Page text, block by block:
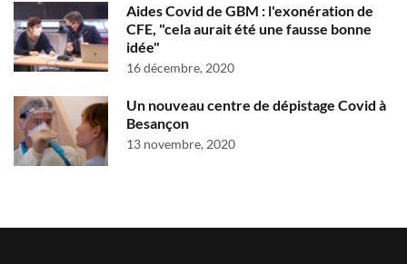
Aides Covid de GBM : l'exonération de
CFE, "cela aurait été une fausse bonne
idée"
16 décembre, 2020
Un nouveau centre de dépistage Covid à
Besançon
13 novembre, 2020